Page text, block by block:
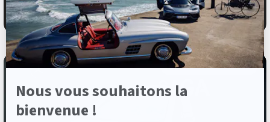
Nous vous souhaitons la
bienvenue !
ou à partir de308 €/mois
VÉHICULE COLLABORATEUR